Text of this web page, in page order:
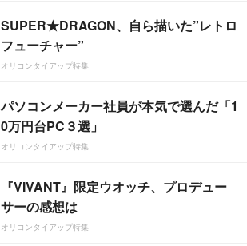
SUPER★DRAGON、自ら描いた”レトロ
フューチャー”
オリコンタイアップ特集
パソコンメーカー社員が本気で選んだ「1
0万円台PC３選」
オリコンタイアップ特集
『VIVANT』限定ウオッチ、プロデュー
サーの感想は
オリコンタイアップ特集